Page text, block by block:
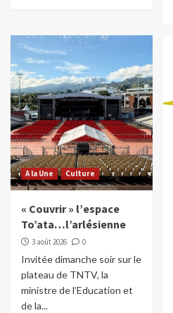
A la Une Culture
« Couvrir » l’espace
To’ata…l’arlésienne
3 août 2026 0
Invitée dimanche soir sur le
plateau de TNTV, la
ministre de l’Education et
de la...